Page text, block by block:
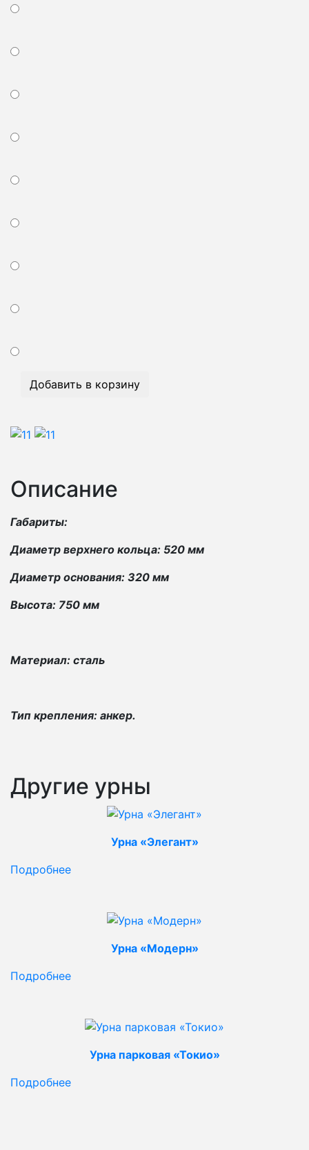
Добавить в корзину
Описание
Габариты:
Диаметр верхнего кольца: 520 мм
Диаметр основания: 320 мм
Высота: 750 мм
Материал: сталь
Тип крепления: анкер.
Другие урны
Урна «Элегант»
Подробнее
Урна «Модерн»
Подробнее
Урна парковая «Токио»
Подробнее